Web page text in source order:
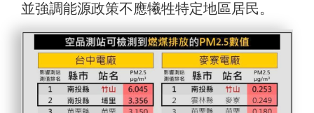
並強調能源政策不應犧牲特定地區居民。